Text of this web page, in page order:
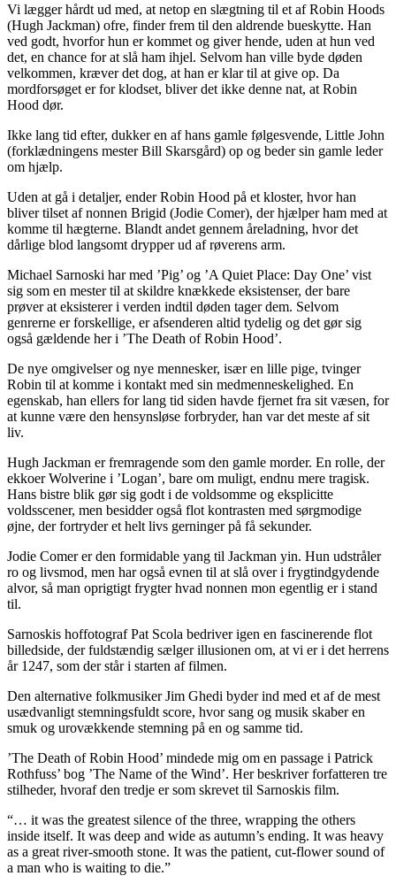
Vi lægger hårdt ud med, at netop en slægtning til et af Robin Hoods
(Hugh Jackman) ofre, finder frem til den aldrende bueskytte. Han
ved godt, hvorfor hun er kommet og giver hende, uden at hun ved
det, en chance for at slå ham ihjel. Selvom han ville byde døden
velkommen, kræver det dog, at han er klar til at give op. Da
mordforsøget er for klodset, bliver det ikke denne nat, at Robin
Hood dør.
Ikke lang tid efter, dukker en af hans gamle følgesvende, Little John
(forklædningens mester Bill Skarsgård) op og beder sin gamle leder
om hjælp.
Uden at gå i detaljer, ender Robin Hood på et kloster, hvor han
bliver tilset af nonnen Brigid (Jodie Comer), der hjælper ham med at
komme til hægterne. Blandt andet gennem åreladning, hvor det
dårlige blod langsomt drypper ud af røverens arm.
Michael Sarnoski har med ’Pig’ og ’A Quiet Place: Day One’ vist
sig som en mester til at skildre knækkede eksistenser, der bare
prøver at eksisterer i verden indtil døden tager dem. Selvom
genrerne er forskellige, er afsenderen altid tydelig og det gør sig
også gældende her i ’The Death of Robin Hood’.
De nye omgivelser og nye mennesker, især en lille pige, tvinger
Robin til at komme i kontakt med sin medmenneskelighed. En
egenskab, han ellers for lang tid siden havde fjernet fra sit væsen, for
at kunne være den hensynsløse forbryder, han var det meste af sit
liv.
Hugh Jackman er fremragende som den gamle morder. En rolle, der
ekkoer Wolverine i ’Logan’, bare om muligt, endnu mere tragisk.
Hans bistre blik gør sig godt i de voldsomme og eksplicitte
voldsscener, men besidder også flot kontrasten med sørgmodige
øjne, der fortryder et helt livs gerninger på få sekunder.
Jodie Comer er den formidable yang til Jackman yin. Hun udstråler
ro og livsmod, men har også evnen til at slå over i frygtindgydende
alvor, så man oprigtigt frygter hvad nonnen mon egentlig er i stand
til.
Sarnoskis hoffotograf Pat Scola bedriver igen en fascinerende flot
billedside, der fuldstændig sælger illusionen om, at vi er i det herrens
år 1247, som der står i starten af filmen.
Den alternative folkmusiker Jim Ghedi byder ind med et af de mest
usædvanligt stemningsfuldt score, hvor sang og musik skaber en
smuk og urovækkende stemning på en og samme tid.
’The Death of Robin Hood’ mindede mig om en passage i Patrick
Rothfuss’ bog ’The Name of the Wind’. Her beskriver forfatteren tre
stilheder, hvoraf den tredje er som skrevet til Sarnoskis film.
“… it was the greatest silence of the three, wrapping the others
inside itself. It was deep and wide as autumn’s ending. It was heavy
as a great river-smooth stone. It was the patient, cut-flower sound of
a man who is waiting to die.”